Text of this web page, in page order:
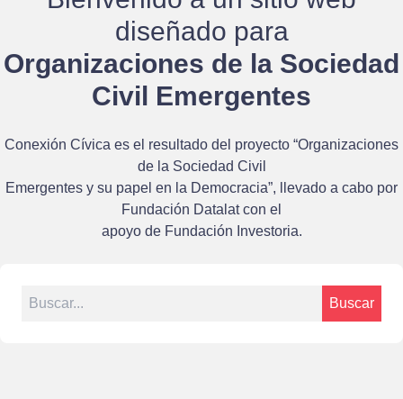
diseñado para
Organizaciones de la Sociedad
Civil Emergentes
Conexión Cívica es el resultado del proyecto “Organizaciones
de la Sociedad Civil
Emergentes y su papel en la Democracia”, llevado a cabo por
Fundación Datalatcon el
apoyo de Fundación Investoria.
Buscar